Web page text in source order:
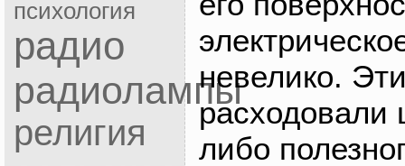
психология
радио
радиолампы
религия
невелико.
расходовали
либо